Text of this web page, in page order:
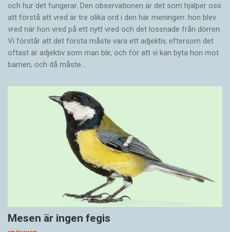
och hur det fungerar. Den ­observationen är det som hjälper oss
att förstå att vred är tre olika ord i den här meningen: hon blev
vred när hon vred på ett nytt vred och det lossnade från dörren.
Vi förstår att det första måste vara ett adjektiv, eftersom det
oftast är adjektiv som man blir, och för att vi kan byta hon mot
barnen, och då måste…
Mesen är ingen fegis